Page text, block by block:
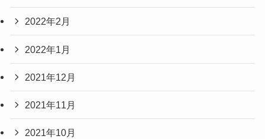
2022年2月
2022年1月
2021年12月
2021年11月
2021年10月